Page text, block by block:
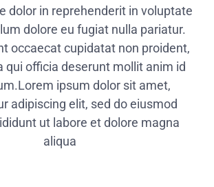
dolor in reprehenderit in voluptate
dolore eu fugiat nulla pariatur.
occaecat cupidatat non proident,
qui officia deserunt mollit anim id
ipsum dolor sit amet,
adipiscing elit, sed do eiusmod
ut labore et dolore magna
aliqua